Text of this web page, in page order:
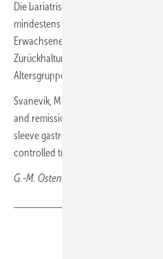
Die bariatrische Chirurgie scheint bei
mindestens genauso sicher und
Erwachsenen. Basierend auf diesen
Zurückhaltung gegenüber
Altersgruppe unbegründet sein, so
Svanevik, M. et al. (2023). Patient-
and remission of type 2 diabetes 3
sleeve gastrectomy (Oseberg); a
controlled trial. Lancet
G.-M. Ostendorf, Wiesbaden